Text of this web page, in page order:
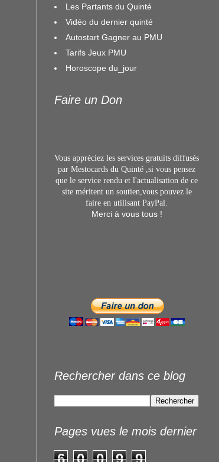
Les Partants du Quinté
Vidéo du dernier quinté
Autostart Gagner au PMU
Tarifs Jeux PMU
Horoscope du_jour
Faire un Don
Vous appréciez les services gratuits diffusés
par Mestocards du Quinté ,si vous pensez
que le service rendu et l'actualisation de ce
site méritent un soutien,vous pouvez le
faire en utilisant PayPal.
Merci à vous tous !
Rechercher dans ce blog
Pages vues le mois dernier
6 0 0 9 9